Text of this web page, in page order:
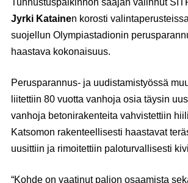
Jyrki Katainen korosti
suojellun Olympiastadionin
haastava kokonaisuus.
Perusparannus- ja uudistamistyössä
liitettiin 80 vuotta vanhoja osia täysin
vanhoja betonirakenteita vahvistettiin
Katsomon rakenteellisesti haastavat
uusittiin ja rimoitettiin paloturvallisesti
“Kohde on vaatinut paljon osaamista